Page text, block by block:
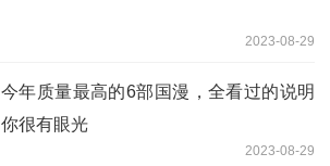
2023-08-29
今年质量最高的6部国漫，全看过的说明
你很有眼光
2023-08-29